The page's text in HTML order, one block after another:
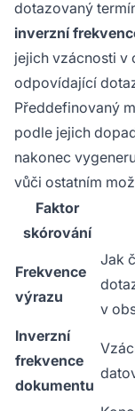
dotazovaný
inverzní
jejich vzácnosti
odpovídající
Předdefinovaný
podle jejich
nakonec
vůči ostatním
Faktor
skórování
Frekvence
výrazu
Jak
v
Inverzní
frekvence
dokumentu